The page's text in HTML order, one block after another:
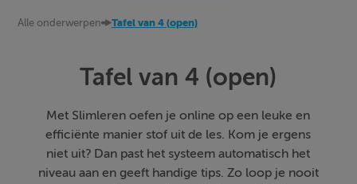
Alle onderwerpen Tafel van 4 (open)
Tafel van 4 (open)
Met Slimleren oefen je online op een leuke en
efficiënte manier stof uit de les. Kom je ergens
niet uit? Dan past het systeem automatisch het
niveau aan en geeft handige tips. Zo loop je nooit